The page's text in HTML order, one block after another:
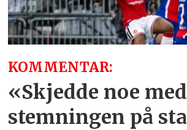
KOMMENTAR:
«Skjedde noe med
stemningen på